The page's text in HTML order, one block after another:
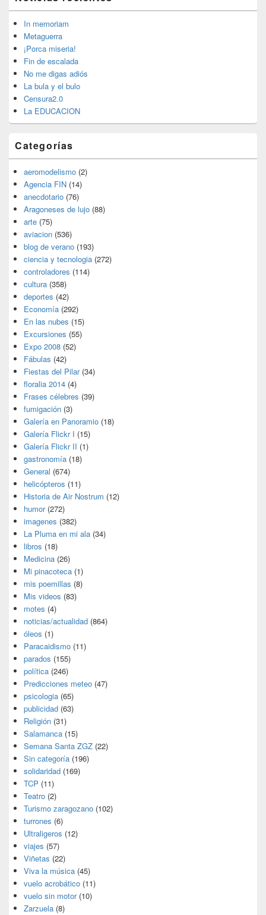
de
widget
barra
lateral
primaria
In memoriam
Metaguerra
¡Porca miseria!
Fin de escalada
No me digas adiós
La bula y el bulo
Censura2.0
La EDUCACION
Categorías
aeromodelismo (2)
Agencia FIN (14)
anecdotario (76)
Aragoneses de lujo (88)
arte (75)
aviacion (536)
blog de verano (193)
ciencia y tecnologia (272)
controladores (114)
cultura (358)
deportes (42)
Economía (292)
En las nubes (15)
Excursiones (55)
Expo 2008 (52)
Fábulas (42)
Fiestas del Pilar(34)
floralia 2014 (4)
Frases célebres (39)
fumigación (3)
Galería en Panoramio (18)
Galería Flickr I (15)
Galería Flickr II (1)
gastronomía (18)
General (674)
helicópteros (11)
Historia de Air Nostrum (12)
humor(272)
imagenes (382)
La Pluma en mi ala (34)
libros (18)
Medicina (26)
Mi pinacoteca (1)
mis poemillas (8)
Mis videos (83)
motes (4)
noticias/actualidad (864)
óleos (1)
Paracaidismo (11)
parados (155)
política (246)
Predicciones meteo (47)
psicologia (65)
publicidad (63)
Religión (31)
Salamanca (15)
Semana Santa ZGZ (22)
Sin categoría (196)
solidaridad (169)
TCP (11)
Teatro (2)
Turismo zaragozano (102)
turrones (6)
Ultraligeros (12)
viajes (57)
Viñetas (22)
Viva la música (45)
vuelo acrobático (11)
vuelo sin motor(10)
Zarzuela (8)